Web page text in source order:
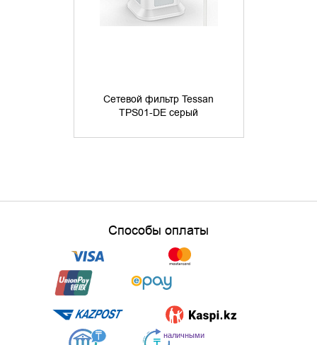
Сетевой фильтр Tessan
TPS01-DE серый
Способы оплаты